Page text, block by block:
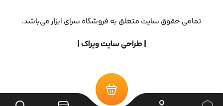
تمامی حقوق سایت متعلق به فروشگاه سرای ابزار می‌باشد.
| طراحی سایت ویراک |